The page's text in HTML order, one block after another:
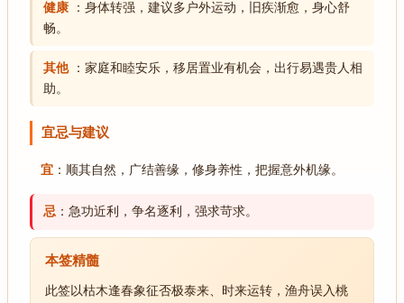
健康
：身体转强，建议多户外运动，旧疾渐愈，身心舒
畅。
其他
：家庭和睦安乐，移居置业有机会，出行易遇贵人相
助。
宜忌与建议
宜 ：顺其自然，广结善缘，修身养性，把握意外机缘。
忌 ：急功近利，争名逐利，强求苛求。
本签精髓
此签以枯木逢春象征否极泰来、时来运转，渔舟误入桃